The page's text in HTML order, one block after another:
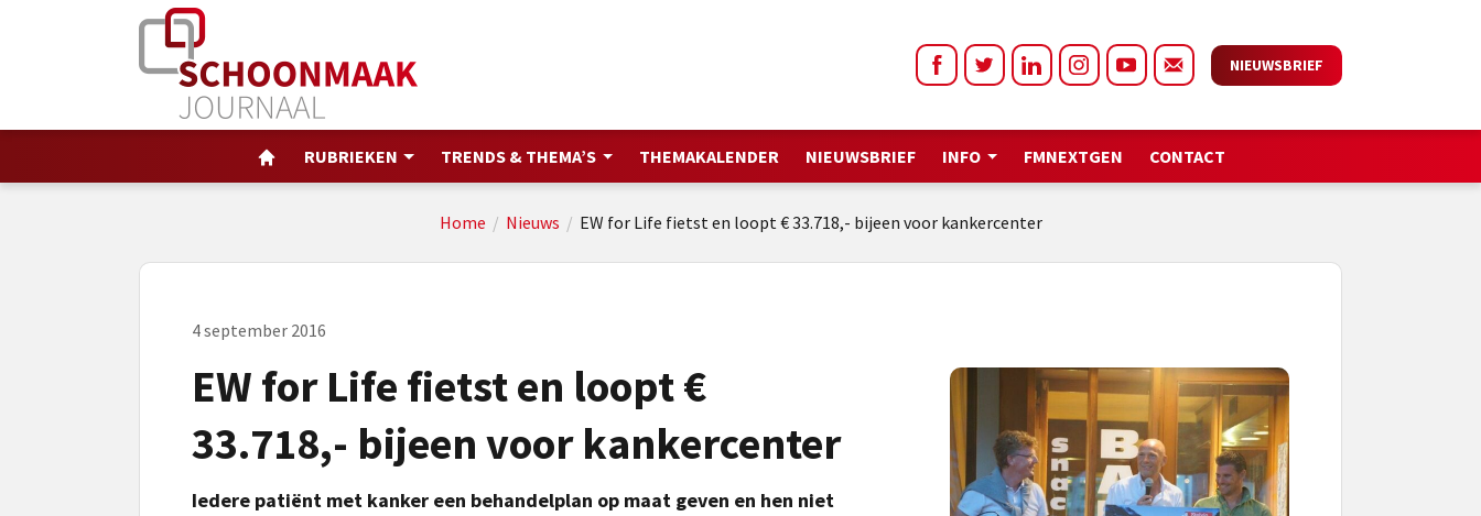
NIEUWSBRIEF
RUBRIEKEN TRENDS & THEMA’S THEMAKALENDER NIEUWSBRIEF INFO FMNEXTGEN CONTACT
Home / Nieuws / EW for Life fietst en loopt € 33.718,- bijeen voor kankercenter
4 september 2016
EW for Life fietst en loopt €
33.718,- bijeen voor kankercenter
Iedere patiënt met kanker een behandelplan op maat geven en hen niet